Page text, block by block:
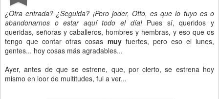
¿Otra entrada? ¿Seguida? ¡Pero joder, Otto, es que lo tuyo es o
abandonarnos o estar aquí todo el día!Pues sí, queridos y
queridas, señoras y caballeros, hombres y hembras, y eso que os
tengo que contar otras cosas muyfuertes, pero eso el lunes,
gentes... hoy cosas más agradables...
Ayer, antes de que se estrene, que, por cierto, se estrena hoy
mismo en loor de multitudes, fui a ver...